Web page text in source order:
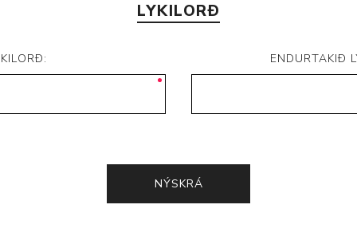
LYKILORÐ
ENDURTAKIÐ